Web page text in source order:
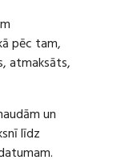
pēc tam,
atmaksāts,
un
līdz